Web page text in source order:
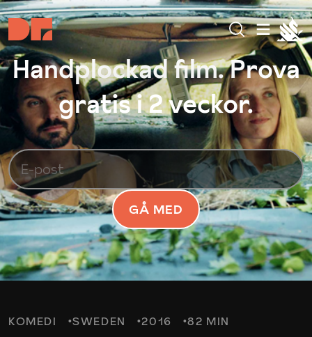
Handplockad film. Prova
gratis i 2 veckor.
GÅ MED
KOMEDI SWEDEN 2016 82 MIN